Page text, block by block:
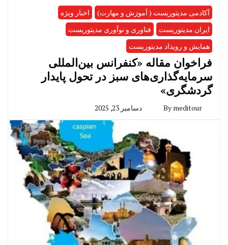
آکادمی مدیتوریست ( آموزش و مهارت)
اخبار ویژه
ایران مدیتوریست
فناوری و نوآوری مدیتوریست
همایش و رویداد مدیتوریست
فراخوان مقاله «کنفرانس بین‌المللی
سرمایه‌گذاری‌های سبز در تحول پایدار
گردشگری»
By meditour دسامبر 23, 2025